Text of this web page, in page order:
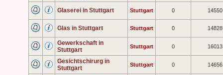
Glaserei in Stuttgart Stuttgart 0 14550
Glas in Stuttgart Stuttgart 0 14828
Gewerkschaft in
Stuttgart
Stuttgart 0 16013
Gesichtschirurg in
Stuttgart
Stuttgart 0 14656